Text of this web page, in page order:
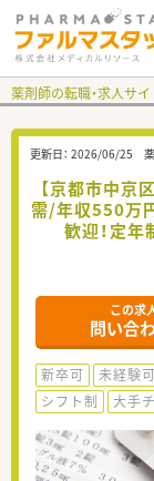
薬剤師の転職・求人サ
更新日： 2026/06/25
【京都市中京
需/年収550万
歓迎！定
この求
問い合
新卒可 未経験可
シフト制
大手